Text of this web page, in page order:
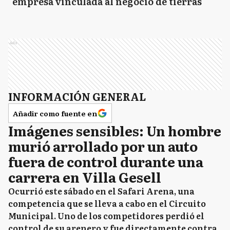
Ads
INFORMACIÓN GENERAL
Añadir como fuente en
Imágenes sensibles: Un hombre
murió arrollado por un auto
fuera de control durante una
carrera en Villa Gesell
Ocurrió este sábado en el Safari Arena, una
competencia que se lleva a cabo en el Circuito
Municipal. Uno de los competidores perdió el